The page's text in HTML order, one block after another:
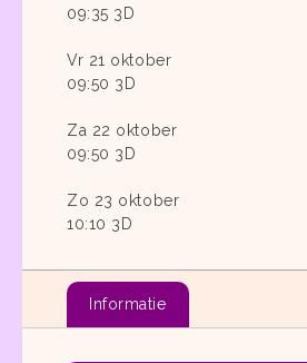
09:35 3D
Vr 21 oktober
09:50 3D
Za 22 oktober
09:50 3D
Zo 23 oktober
10:10 3D
Informatie